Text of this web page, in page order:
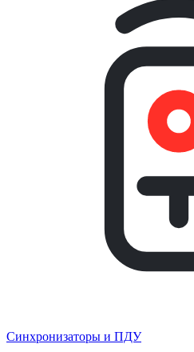
Синхронизаторы и ПДУ